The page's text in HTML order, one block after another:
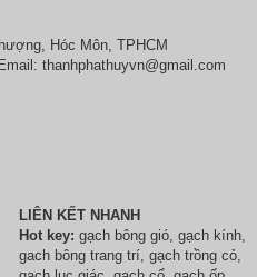
Hóc Môn, TPHCM
thanhphathuyvn@gmail.com
LIÊN KẾT NHANH
Hot key: gạch bông gió, gạch kính,
gach bông trang trí, gạch trồng cỏ,